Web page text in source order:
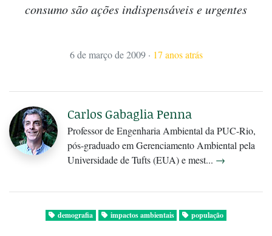
consumo são ações indispensáveis e urgentes
6 de março de 2009 · 17 anos atrás
Carlos Gabaglia Penna
Professor de Engenharia Ambiental da PUC-Rio,
pós-graduado em Gerenciamento Ambiental pela
Universidade de Tufts (EUA) e mest... →
demografia impactos ambientais população